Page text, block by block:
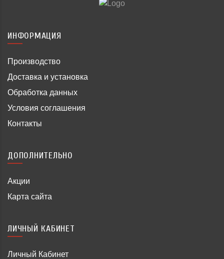
ИНФОРМАЦИЯ
Производство
Доставка и установка
Обработка данных
Условия соглашения
Контакты
ДОПОЛНИТЕЛЬНО
Акции
Карта сайта
ЛИЧНЫЙ КАБИНЕТ
Личный Кабинет